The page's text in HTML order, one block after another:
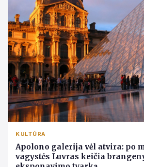
KULTŪRA
Apolono galerija vėl atvira: po
vagystės Luvras keičia